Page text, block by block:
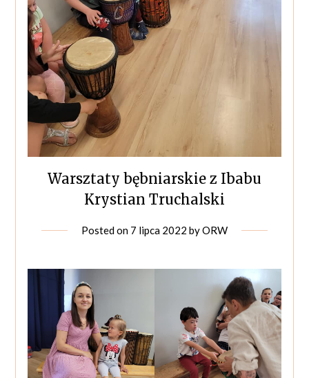
Warsztaty bębniarskie z Ibabu
Krystian Truchalski
Posted on 7 lipca 2022 byORW